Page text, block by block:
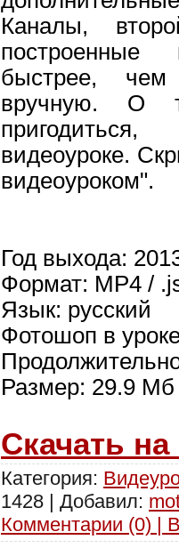
Каналы,
быстрее,
вручную. О
видеоуроке.
видеоуроком".
Год выхода:
Формат: МР4 /
Язык: русский
Фотошоп в
Размер: 29.9 Мб
Скачать
Категория:
1428 | Добавил:
Комментарии (0) |